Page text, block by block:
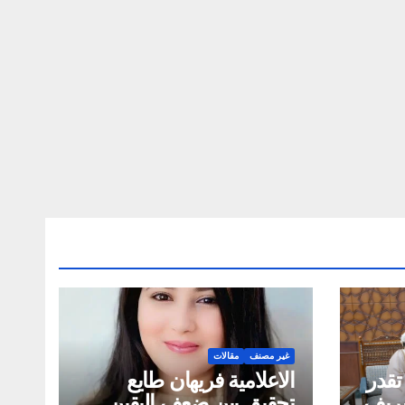
غير مصنف مقالات
الاعلامية فريهان طايع